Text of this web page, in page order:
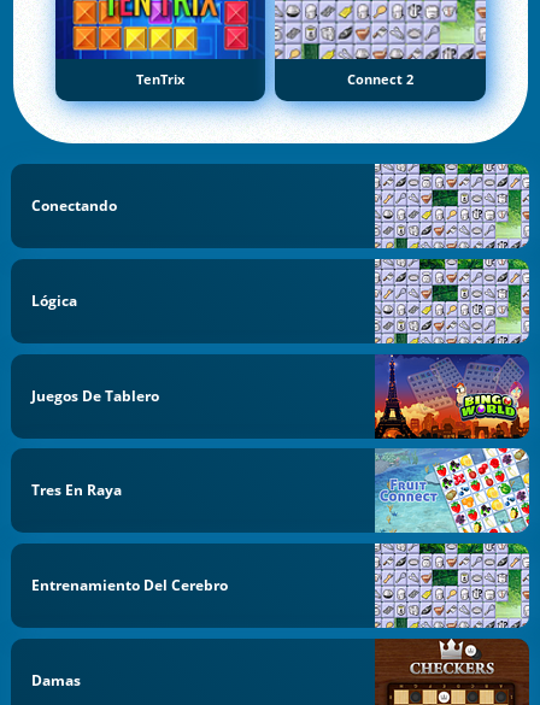
TenTrix Connect 2
Conectando
Lógica
Juegos De Tablero
Tres En Raya
Entrenamiento Del Cerebro
Damas